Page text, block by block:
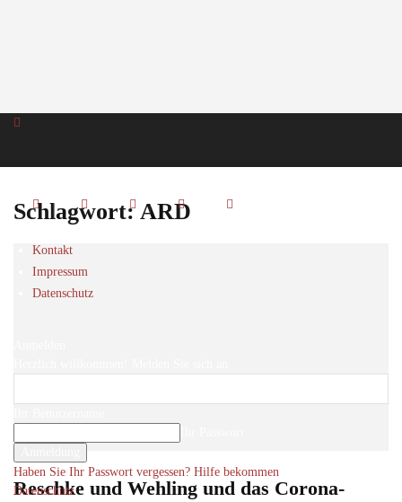
Kontakt
Impressum
Datenschutz
Haben Sie Ihr Passwort vergessen? Hilfe bekommen
Datenschutz
Schlagwort: ARD
Reschke und Wehling und das Corona-